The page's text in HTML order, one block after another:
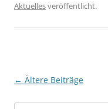
Aktuellesveröffentlicht.
Beitragsnavigation
← Ältere Beiträge